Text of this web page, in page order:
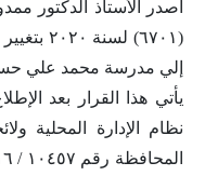
أصدر الأستاذ الدكتور
(٦٧٠١)
إلي مدرسة محمد علي
نظام الإدارة المحلية